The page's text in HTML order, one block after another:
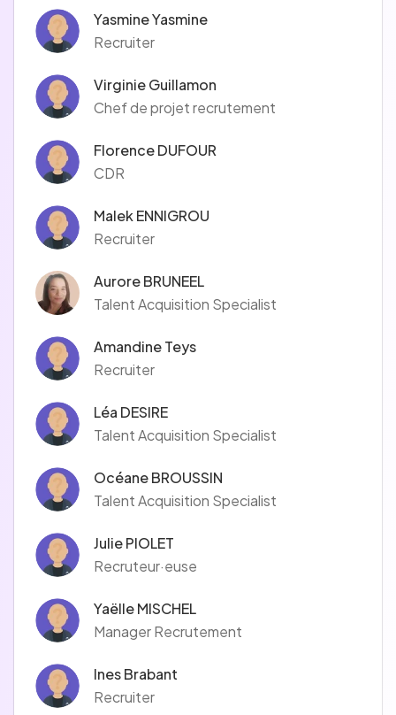
Yasmine Yasmine
Recruiter
Virginie Guillamon
Chef de projet recrutement
Florence DUFOUR
CDR
Malek ENNIGROU
Recruiter
Aurore BRUNEEL
Talent Acquisition Specialist
Amandine Teys
Recruiter
Léa DESIRE
Talent Acquisition Specialist
Océane BROUSSIN
Talent Acquisition Specialist
Julie PIOLET
Recruteur·euse
Yaëlle MISCHEL
Manager Recrutement
Ines Brabant
Recruiter